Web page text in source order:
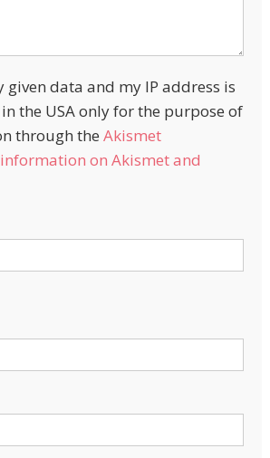
given data and my IP address is
the USA only for the purpose of
through the Akismet
on Akismet and